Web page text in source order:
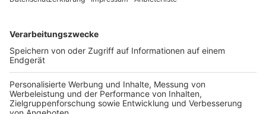
In Wesseling wird die Rampe an der Konrad-Adenauer-
Straße am Donnerstag (25. September) für einen
ganzen Tag gesperrt. Von 6:30 Uhr bis etwa 17 Uhr ist
nicht möglich. Nach Angaben der Stadt sind
abschließende Arbeiten in diesem Bereich der Grund